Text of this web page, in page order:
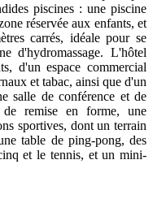
piscines : une piscine
réservée aux enfants, et
carrés, idéale pour se
d'hydromassage. L'hôtel
d'un espace commercial
et tabac, ainsi que d'un
salle de conférence et de
de remise en forme, une
sportives, dont un terrain
table de ping-pong, des
et le tennis, et un mini-